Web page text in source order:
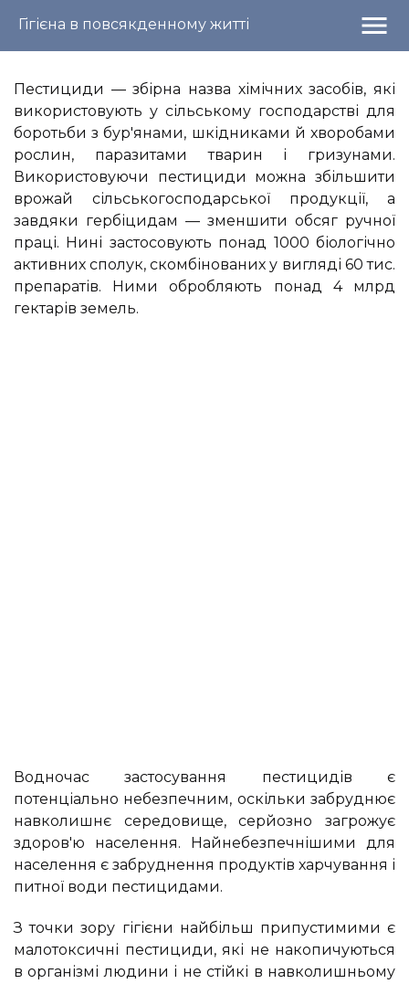
Гігієна в повсякденному житті menu
Пестициди — збірна назва хімічних засобів, які
використовують у сільському господарстві для
боротьби з бур'янами, шкідниками й хворобами
рослин, паразитами тварин і гризунами.
Використовуючи пестициди можна збільшити
врожай сільськогосподарської продукції, а
завдяки гербіцидам — зменшити обсяг ручної
праці. Нині застосовують понад 1000 біологічно
активних сполук, скомбінованих у вигляді 60 тис.
препаратів. Ними обробляють понад 4 млрд
гектарів земель.
Водночас застосування пестицидів є
потенціально небезпечним, оскільки забруднює
навколишнє середовище, серйозно загрожує
здоров'ю населення. Найнебезпечнішими для
населення є забруднення продуктів харчування і
питної води пестицидами.
З точки зору гігієни найбільш припустимими є
малотоксичні пестициди, які не накопичуються
в організмі людини і не стійкі в навколишньому